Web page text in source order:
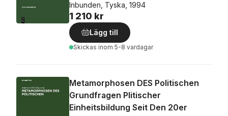
Inbunden, Tyska, 1994
1 210 kr
Lägg till
Skickas inom 5-8 vardagar
Metamorphosen DES Politischen
Grundfragen Plitischer
Einheitsbildung Seit Den 20er